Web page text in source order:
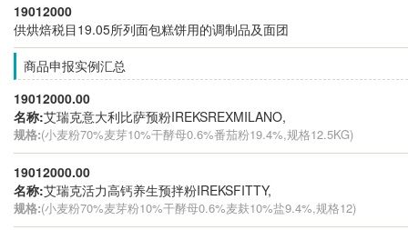
19012000
供烘焙税目19.05所列面包糕饼用的调制品及面团
商品申报实例汇总
19012000.00
名称:艾瑞克意大利比萨预粉IREKSREXMILANO,
规格:(小麦粉70%麦芽10%干酵母0.6%番茄粉19.4%,规格12.5KG)
19012000.00
名称:艾瑞克活力高钙养生预拌粉IREKSFITTY,
规格:(小麦粉70%麦芽粉10%干酵母0.6%麦麸10%盐9.4%,规格12)